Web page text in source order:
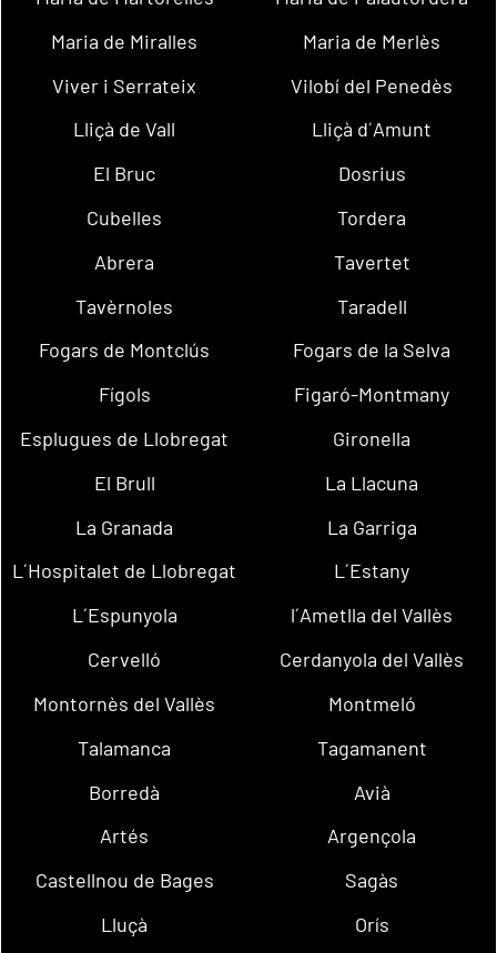
Maria de Miralles
Maria de Merlès
Viver i Serrateix
Vilobí del Penedès
Lliçà de Vall
Lliçà d´Amunt
El Bruc
Dosrius
Cubelles
Tordera
Abrera
Tavertet
Tavèrnoles
Taradell
Fogars de Montclús
Fogars de la Selva
Fígols
Figaró-Montmany
Esplugues de Llobregat
Gironella
El Brull
La Llacuna
La Granada
La Garriga
L´Hospitalet de Llobregat
L´Estany
L´Espunyola
l´Ametlla del Vallès
Cervelló
Cerdanyola del Vallès
Montornès del Vallès
Montmeló
Talamanca
Tagamanent
Borredà
Avià
Artés
Argençola
Castellnou de Bages
Sagàs
Lluçà
Orís